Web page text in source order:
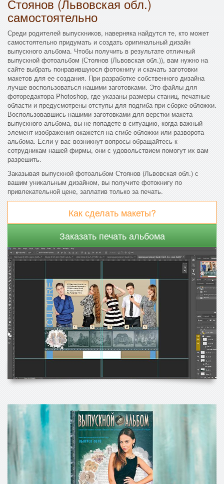
Стоянов (Львовская обл.)
самостоятельно
Среди родителей выпускников, наверняка найдутся те, кто может
самостоятельно придумать и создать оригинальный дизайн
выпускного альбома. Чтобы получить в результате отличный
выпускной фотоальбом (Стоянов (Львовская обл.)), вам нужно на
сайте выбрать понравившуюся фотокнигу и скачать заготовки
макетов для ее создания. При разработке собственного дизайна
лучше воспользоваться нашими заготовками. Это файлы для
фоторедактора Photoshop, где указаны размеры станиц, печатные
области и предусмотрены отступы для подгиба при сборке обложки.
Воспользовавшись нашими заготовками для верстки макета
выпускного альбома, вы не попадете в ситуацию, когда важный
элемент изображения окажется на сгибе обложки или разворота
альбома. Если у вас возникнут вопросы обращайтесь к
сотрудникам нашей фирмы, они с удовольствием помогут их вам
разрешить.
Заказывая выпускной фотоальбом Стоянов (Львовская обл.) с
вашим уникальным дизайном, вы получите фотокнигу по
привлекательной цене, заплатив только за печать.
Как сделать макеты?
Заказать печать альбома